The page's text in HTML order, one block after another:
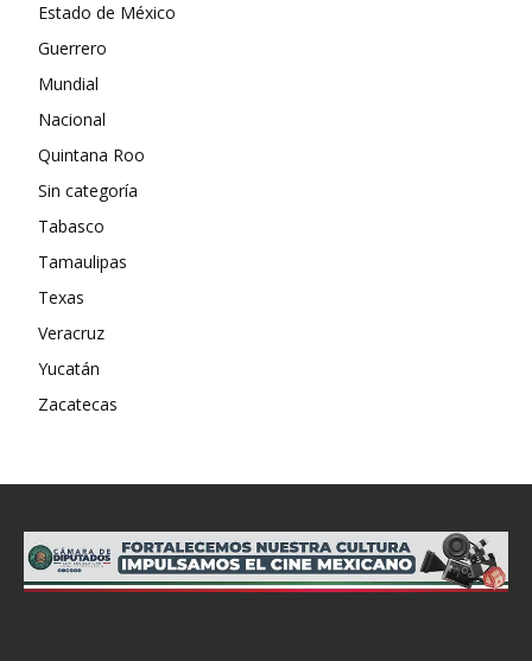
Estado de México
Guerrero
Mundial
Nacional
Quintana Roo
Sin categoría
Tabasco
Tamaulipas
Texas
Veracruz
Yucatán
Zacatecas